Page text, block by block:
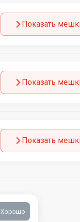
Показать
Показать
Показать
Хорошо